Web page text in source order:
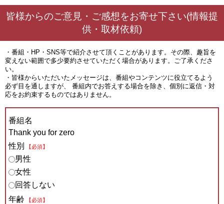
皆様からのご意見・ご感想をお寄せ下さい(情報提
供・取材依頼)
・番組・HP・SNS等で紹介させて頂くことがあります。その際、趣旨を
変えない範囲で多少要約させていただく場合があります。ご了承くださ
い。
・皆様からいただいたメッセージは、番組やコンテンツに役立てるよう
必ず目を通しますが、 番組内でお答えする場合を除き、個別に返信・対
応をお約束するものではありません。
番組名
Thank you for zero
性別
【必須】
男性
女性
回答しない
年齢
【必須】